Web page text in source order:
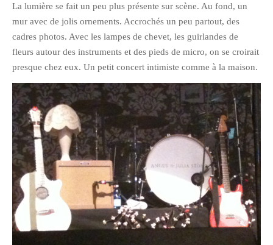
février 2016
janvier 2016
octobre 2014
janvier 2013
décembre 2012
octobre 2012
septembre 2012
août 2012
juillet 2012
mai 2012
avril 2012
La lumière se fait un peu plus présente sur scène. Au fond, un
mur avec de jolis ornements. Accrochés un peu partout, des
cadres photos. Avec les lampes de chevet, les guirlandes de
fleurs autour des instruments et des pieds de micro, on se croirait
presque chez eux. Un petit concert intimiste comme à la maison.